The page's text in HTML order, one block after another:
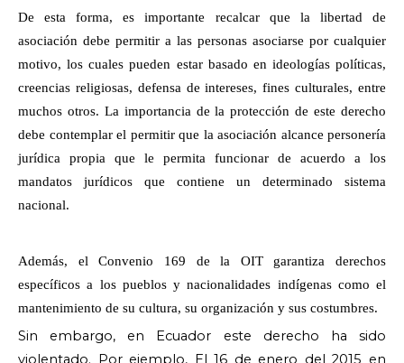
De esta forma, es importante recalcar que la libertad de
asociación debe permitir a las personas asociarse por cualquier
motivo, los cuales pueden estar basado en ideologías políticas,
creencias religiosas, defensa de intereses, fines culturales, entre
muchos otros. La importancia de la protección de este derecho
debe contemplar el permitir que la asociación alcance personería
jurídica propia que le permita funcionar de acuerdo a los
mandatos jurídicos que contiene un determinado sistema
nacional.
Además, el Convenio 169 de la OIT garantiza derechos
específicos a los pueblos y nacionalidades indígenas como el
mantenimiento de su cultura, su organización y sus costumbres.
Sin embargo, en Ecuador este derecho ha sido
violentado. Por ejemplo, El 16 de enero del 2015 en